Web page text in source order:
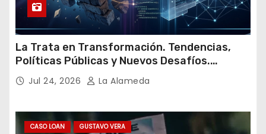
La Trata en Transformación. Tendencias,
Políticas Públicas y Nuevos Desafíos.
Argentina y el Mundo – Julio 2026
Jul 24, 2026 La Alameda
CASO LOAN GUSTAVO VERA